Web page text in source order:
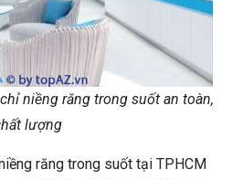
niềng răng trong suốt an toàn,
lượng
răng trong suốt tại TPHCM